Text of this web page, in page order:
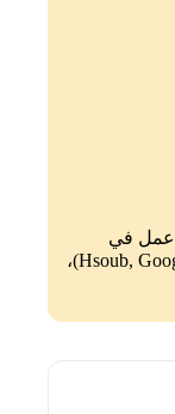
عمل في
العديد من الشركات مثل (Hsoub, Google, Dubizzle)،